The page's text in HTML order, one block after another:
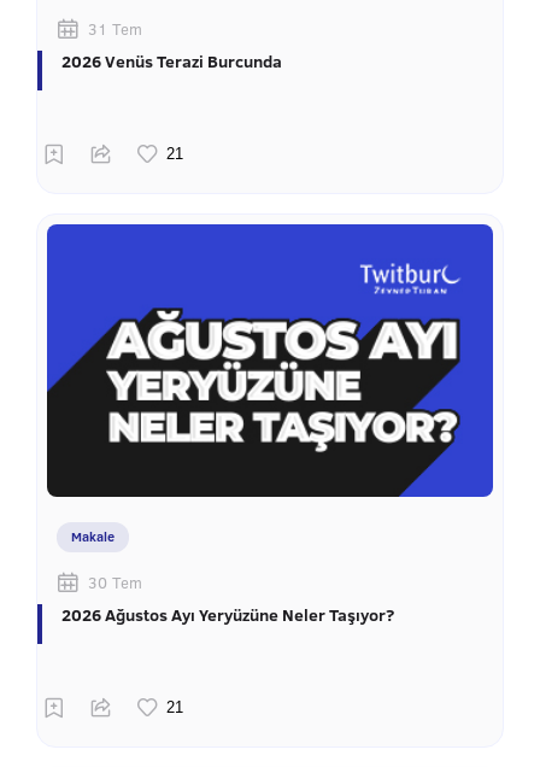
31 Tem
2026 Venüs Terazi Burcunda
Makale
30 Tem
2026 Ağustos Ayı Yeryüzüne Neler Taşıyor?